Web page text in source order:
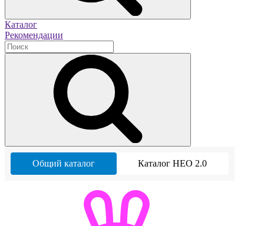
Каталог
Рекомендации
Общий каталог Каталог НЕО 2.0